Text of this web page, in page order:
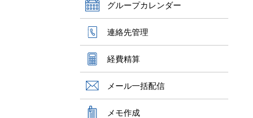
グループカレンダー
連絡先管理
経費精算
メール一括配信
メモ作成